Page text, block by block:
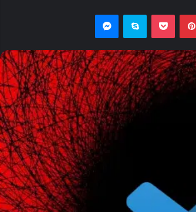
پینتریست پاکت اسکایپ